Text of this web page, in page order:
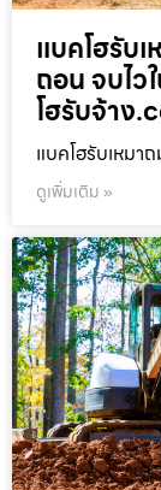
แบคโฮรับ
ถอน จบไว
โฮรับจ้าง
แบคโฮรับเหม
ดูเพิ่มเติม »